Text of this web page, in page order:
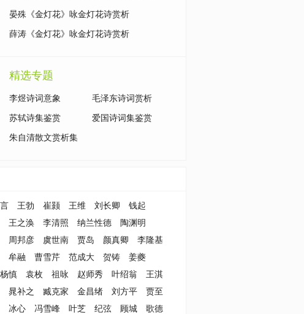
晏殊《金灯花》咏金灯花诗赏析
薛涛《金灯花》咏金灯花诗赏析
精选专题
李煜诗词意象 毛泽东诗词赏析
苏轼诗集鉴赏 爱国诗词集鉴赏
朱自清散文赏析集
王勃 崔颢 王维 刘长卿
钱起
王之涣 李清照 纳兰性德
陶渊明
周邦彦 虞世南 贾岛 颜真卿
李隆基
牟融 曹雪芹 范成大 贺铸
姜夔
杨慎 袁枚 祖咏 赵师秀 叶绍翁
王淇
晁补之 臧克家 金昌绪 刘方平
贾至
冰心 冯雪峰 叶芝 纪弦 顾城
歌德